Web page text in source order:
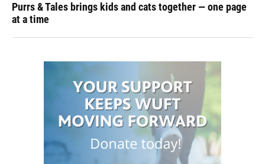
Purrs & Tales brings kids and cats together — one page
at a time